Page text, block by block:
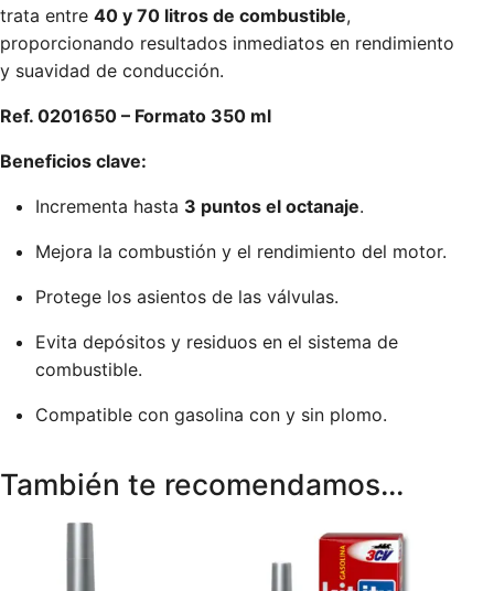
trata entre 40 y 70 litros de combustible,
proporcionando resultados inmediatos en rendimiento
y suavidad de conducción.
Ref. 0201650 – Formato 350 ml
Beneficios clave:
Incrementa hasta 3 puntos el octanaje.
Mejora la combustión y el rendimiento del motor.
Protege los asientos de las válvulas.
Evita depósitos y residuos en el sistema de
combustible.
Compatible con gasolina con y sin plomo.
También te recomendamos…